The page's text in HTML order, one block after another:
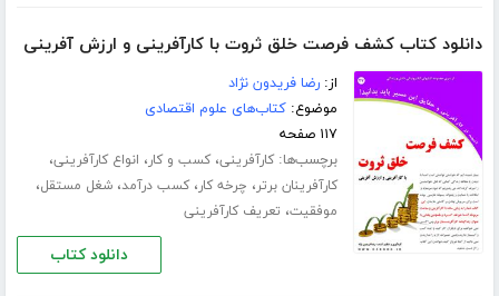
دانلود کتاب کشف فرصت خلق ثروت با کارآفرینی و ارزش آفرینی
از:رضا فریدون نژاد
موضوع:کتاب‌های علوم اقتصادی
۱۱۷ صفحه
برچسب‌ها:کارآفرینی،کسب و کار، انواع کارآفرینی،
کارآفرینان برتر، چرخه کار،کسب درآمد،شغل مستقل،
موفقیت، تعریف کارآفرینی
دانلود کتاب